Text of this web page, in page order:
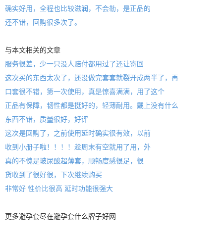
确实好用，全程也比较滋润，不会勒，是正品的
还不错，回购很多次了。
与本文相关的文章
服务很差，少一只没人赔付都用过了还让寄回
这次买的东西太次了，还没做完套套就裂开成两半了，再
口套很不错，第一次使用，真是惊喜满满，用了这个
正品有保障，韧性都是挺好的，轻薄耐用。戴上没有什么
东西不错，质量很好，好评
这次是回购了，之前使用延时确实很有效，以前
收到小册子啦！！！！趁周末有空就用了用，外
真的不愧是玻尿酸超薄套，顺畅度感很足，很
货收到了很好很，下次继续购买
非常好 性价比很高 延时功能很强大
更多避孕套尽在避孕套什么牌子好网